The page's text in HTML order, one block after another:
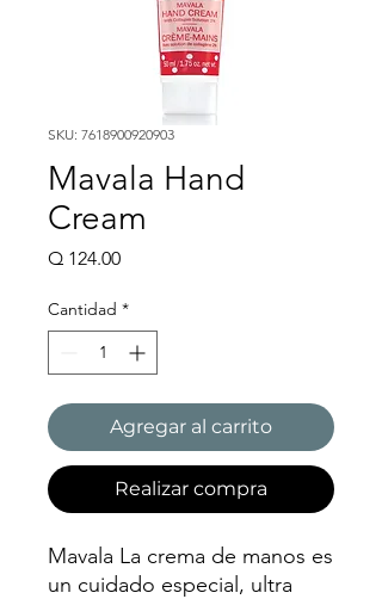
SKU: 7618900920903
Mavala Hand
Cream
Q 124.00Precio
Cantidad *
Agregar al carrito
Realizar compra
Mavala La crema de manos es
un cuidado especial, ultra